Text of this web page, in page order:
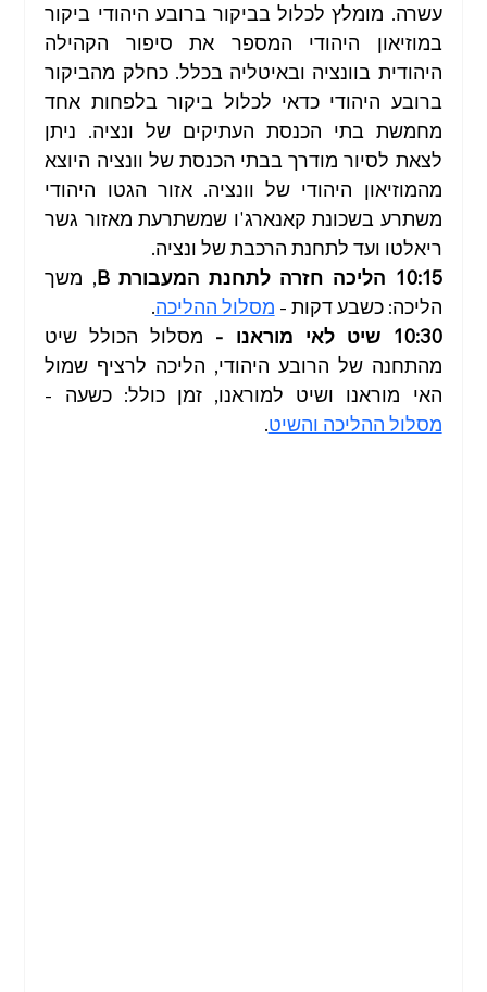
עשרה. מומלץ לכלול בביקור ברובע היהודי ביקור
היהודית בוונציה ובאיטליה בכלל. כחלק מהביקור
ברובע היהודי כדאי לכלול ביקור בלפחות אחד
לצאת לסיור מודרך בבתי הכנסת של וונציה היוצא
משתרע בשכונת קאנארג'ו שמשתרעת מאזור גשר
ריאלטו ועד לתחנת הרכבת של ונציה.
10:15 הליכה חזרה לתחנת המעבורת B
, משך
הליכה: כשבע דקות - מסלול ההליכה.
10:30 שיט לאי מוראנו -
מהתחנה של הרובע היהודי, הליכה לרציף שמול
האי מוראנו ושיט למוראנו, זמן כולל: כשעה -
מסלול ההליכה והשיט.